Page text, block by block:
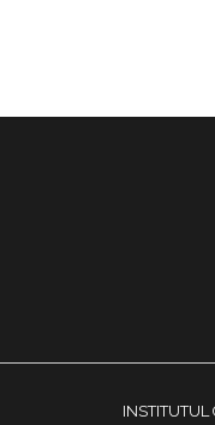
INSTITUTUL